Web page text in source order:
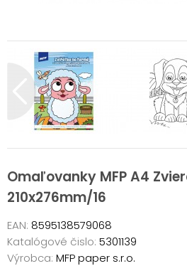
Omaľovanky MFP A4
210x276mm/16
EAN: 8595138579068
Katalógové čislo: 5301139
Výrobca: MFP paper s.r.o.